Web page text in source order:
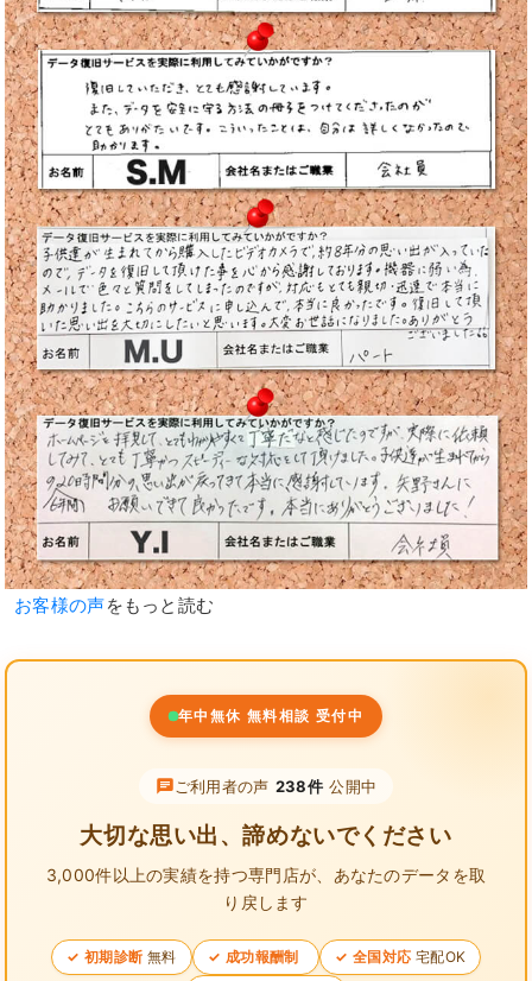
お客様の声をもっと読む
年中無休 無料相談 受付中
ご利用者の声 238件 公開中
大切な思い出、諦めないでください
3,000件以上の実績を持つ専門店が、 あなたのデータを取
り戻します
初期診断 無料 成功報酬制 全国対応 宅配OK